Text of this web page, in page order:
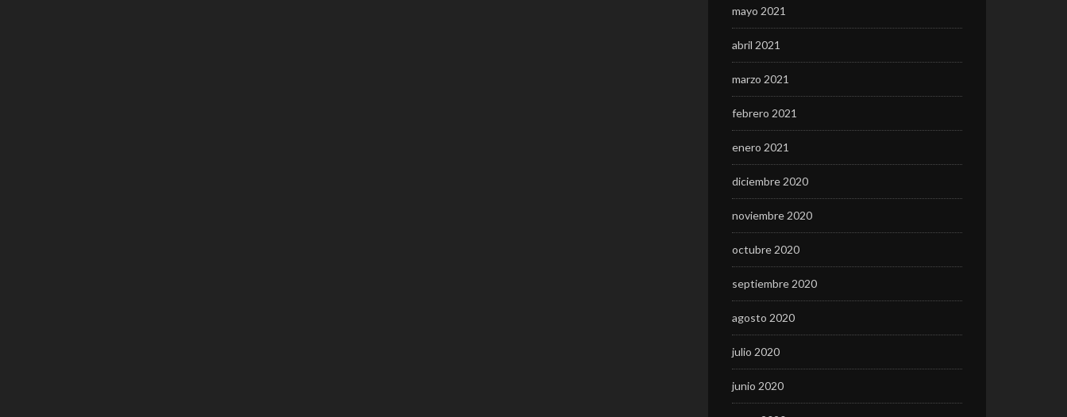
mayo 2021
abril 2021
marzo 2021
febrero 2021
enero 2021
diciembre 2020
noviembre 2020
octubre 2020
septiembre 2020
agosto 2020
julio 2020
junio 2020